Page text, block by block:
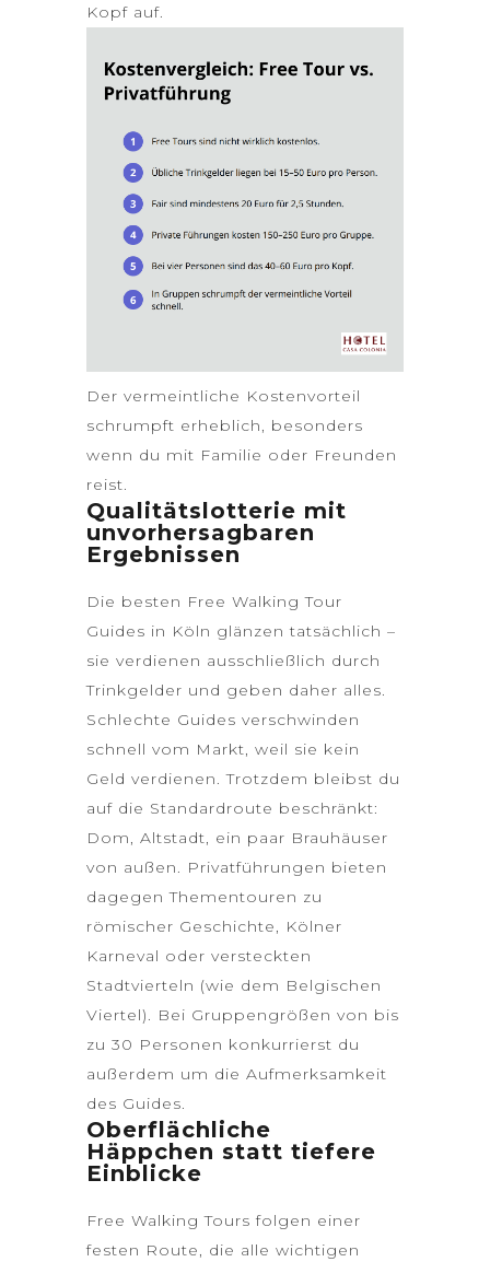
Kopf auf.
Der vermeintliche Kostenvorteil
schrumpft erheblich, besonders
wenn du mit Familie oder Freunden
reist.
Qualitätslotterie mit
unvorhersagbaren
Ergebnissen
Die besten Free Walking Tour
Guides in Köln glänzen tatsächlich –
sie verdienen ausschließlich durch
Trinkgelder und geben daher alles.
Schlechte Guides verschwinden
schnell vom Markt, weil sie kein
Geld verdienen. Trotzdem bleibst du
auf die Standardroute beschränkt:
Dom, Altstadt, ein paar Brauhäuser
von außen. Privatführungen bieten
dagegen Thementouren zu
römischer Geschichte, Kölner
Karneval oder versteckten
Stadtvierteln (wie dem Belgischen
Viertel). Bei Gruppengrößen von bis
zu 30 Personen konkurrierst du
außerdem um die Aufmerksamkeit
des Guides.
Oberflächliche
Häppchen statt tiefere
Einblicke
Free Walking Tours folgen einer
festen Route, die alle wichtigen